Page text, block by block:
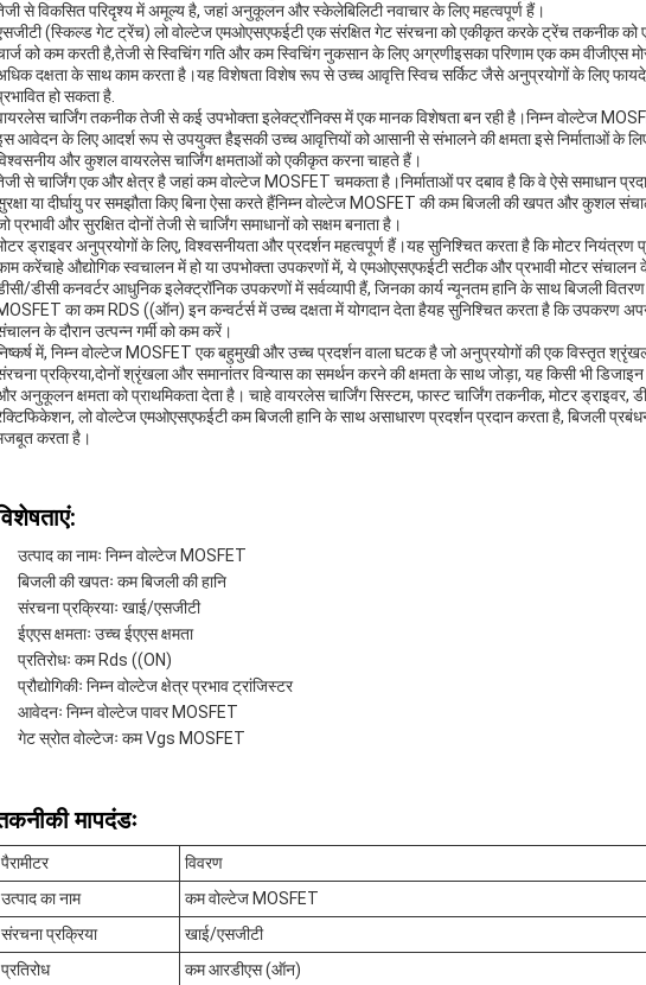
से विकसित परिदृश्य में अमूल्य है, जहां अनुकूलन और स्केलेबिलिटी नवाचार के लिए महत्वपूर्ण हैं।
(स्किल्ड गेट ट्रेंच) लो वोल्टेज एमओएसएफईटी एक संरक्षित गेट संरचना को एकीकृत करके ट्रेंच तकनीक
को कम करती है,तेजी से स्विचिंग गति और कम स्विचिंग नुकसान के लिए अग्रणीइसका परिणाम एक कम वीजीएस
दक्षता के साथ काम करता है।यह विशेषता विशेष रूप से उच्च आवृत्ति स्विच सर्किट जैसे अनुप्रयोगों के लिए
हो सकता है.
चार्जिंग तकनीक तेजी से कई उपभोक्ता इलेक्ट्रॉनिक्स में एक मानक विशेषता बन रही है।निम्न वोल्टेज
आवेदन के लिए आदर्श रूप से उपयुक्त हैइसकी उच्च आवृत्तियों को आसानी से संभालने की क्षमता इसे निर्माताओं के लिए
और कुशल वायरलेस चार्जिंग क्षमताओं को एकीकृत करना चाहते हैं।
से चार्जिंग एक और क्षेत्र है जहां कम वोल्टेज MOSFET चमकता है।निर्माताओं पर दबाव है कि वे ऐसे समाधान
या दीर्घायु पर समझौता किए बिना ऐसा करते हैंनिम्न वोल्टेज MOSFET की कम बिजली की खपत और कुशल
प्रभावी और सुरक्षित दोनों तेजी से चार्जिंग समाधानों को सक्षम बनाता है।
ड्राइवर अनुप्रयोगों के लिए, विश्वसनीयता और प्रदर्शन महत्वपूर्ण हैं।यह सुनिश्चित करता है कि मोटर
करेंचाहे औद्योगिक स्वचालन में हो या उपभोक्ता उपकरणों में, ये एमओएसएफईटी सटीक और प्रभावी मोटर
डीसी कनवर्टर आधुनिक इलेक्ट्रॉनिक उपकरणों में सर्वव्यापी हैं, जिनका कार्य न्यूनतम हानि के साथ बिजली
का कम RDS ((ऑन) इन कन्वर्टर्स में उच्च दक्षता में योगदान देता हैयह सुनिश्चित करता है कि
के दौरान उत्पन्न गर्मी को कम करें।
में, निम्न वोल्टेज MOSFET एक बहुमुखी और उच्च प्रदर्शन वाला घटक है जो अनुप्रयोगों की एक विस्तृत
प्रक्रिया,दोनों श्रृंखला और समानांतर विन्यास का समर्थन करने की क्षमता के साथ जोड़ा, यह किसी भी
अनुकूलन क्षमता को प्राथमिकता देता है। चाहे वायरलेस चार्जिंग सिस्टम, फास्ट चार्जिंग तकनीक, मोटर ड्राइवर,
लो वोल्टेज एमओएसएफईटी कम बिजली हानि के साथ असाधारण प्रदर्शन प्रदान करता है, बिजली
करता है।
उत्पाद का नामः निम्न वोल्टेज MOSFET
बिजली की खपतः कम बिजली की हानि
संरचना प्रक्रियाः खाई/एसजीटी
ईएएस क्षमताः उच्च ईएएस क्षमता
प्रतिरोधः कम Rds ((ON)
प्रौद्योगिकीः निम्न वोल्टेज क्षेत्र प्रभाव ट्रांजिस्टर
आवेदनः निम्न वोल्टेज पावर MOSFET
गेट स्रोत वोल्टेजः कम Vgs MOSFET
मापदंडः
पैरामीटर
विवरण
उत्पाद का नाम
कम वोल्टेज MOSFET
संरचना प्रक्रिया
खाई/एसजीटी
प्रतिरोध
कम आरडीएस (ऑन)